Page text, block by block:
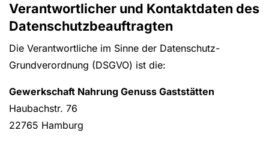
Verantwortlicher und Kontaktdaten des
Datenschutzbeauftragten
Die Verantwortliche im Sinne der Datenschutz-
Grundverordnung (DSGVO) ist die:
Gewerkschaft Nahrung Genuss Gaststätten
Haubachstr. 76
22765 Hamburg